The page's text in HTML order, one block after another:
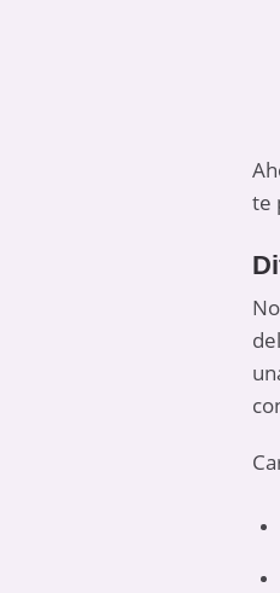
te